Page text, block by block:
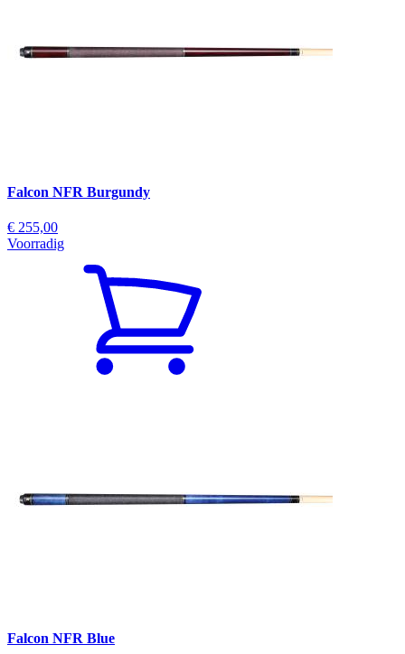
Falcon NFR Burgundy
€ 255,00
Voorradig
Falcon NFR Blue